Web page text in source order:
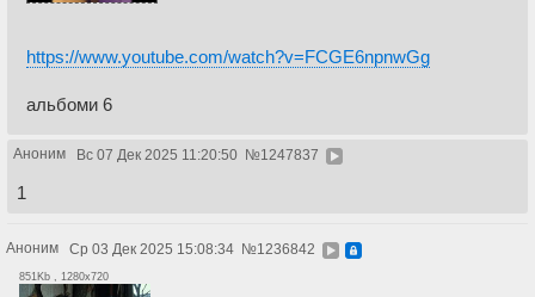
https://www.youtube.com/watch?v=FCGE6npnwGg
альбоми 6
Аноним Вс 07 Дек 2025 11:20:50 №1247837
1
Аноним Ср 03 Дек 2025 15:08:34 №1236842
851Kb , 1280x720